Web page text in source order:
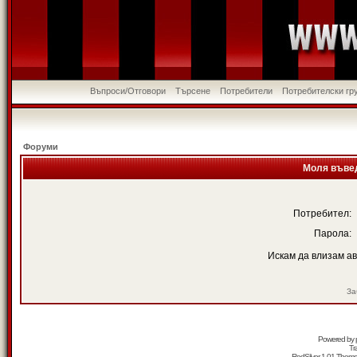
Въпроси/Отговори Търсене Потребители Потребителски
Форуми
Моля
Потребител:
Парола:
Искам да влизам
Powered by